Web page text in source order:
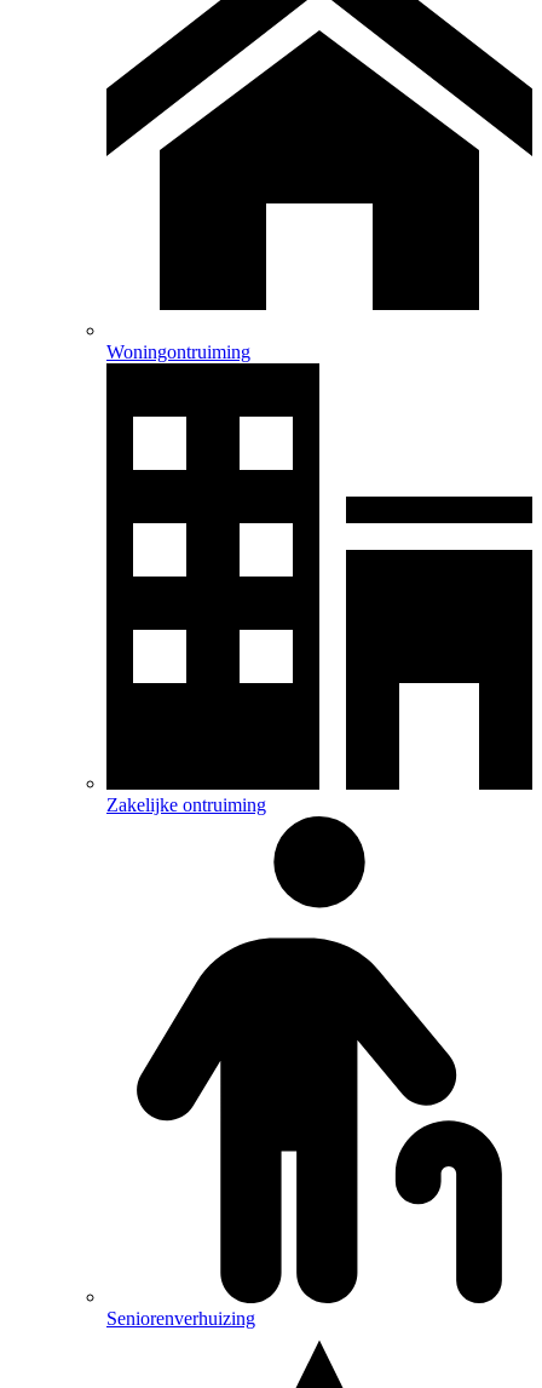
Woningontruiming
Zakelijke ontruiming
Seniorenverhuizing